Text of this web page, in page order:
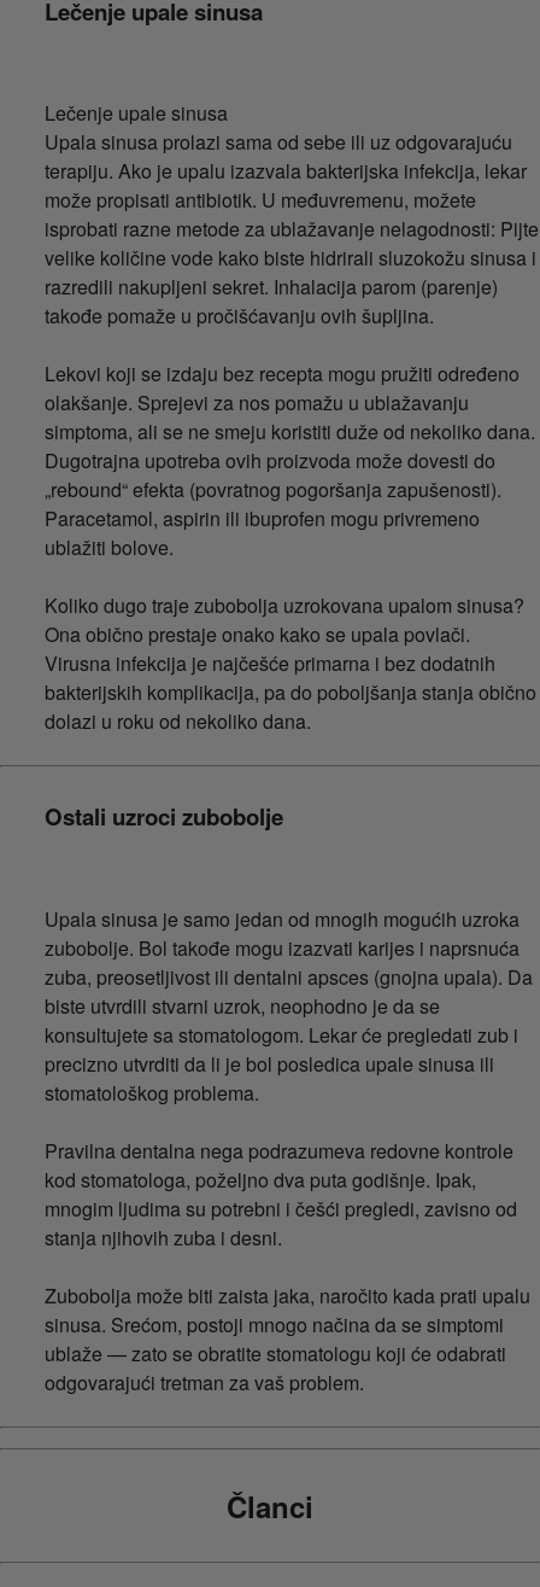
Lečenje upale sinusa
Lečenje upale sinusa
Upala sinusa prolazi sama od sebe ili uz odgovarajuću
terapiju. Ako je upalu izazvala bakterijska infekcija, lekar
može propisati antibiotik. U međuvremenu, možete
isprobati razne metode za ublažavanje nelagodnosti: Pijte
velike količine vode kako biste hidrirali sluzokožu sinusa i
razredili nakupljeni sekret. Inhalacija parom (parenje)
takođe pomaže u pročišćavanju ovih šupljina.
Lekovi koji se izdaju bez recepta mogu pružiti određeno
olakšanje. Sprejevi za nos pomažu u ublažavanju
simptoma, ali se ne smeju koristiti duže od nekoliko dana.
Dugotrajna upotreba ovih proizvoda može dovesti do
„rebound“ efekta (povratnog pogoršanja zapušenosti).
Paracetamol, aspirin ili ibuprofen mogu privremeno
ublažiti bolove.
Koliko dugo traje zubobolja uzrokovana upalom sinusa?
Ona obično prestaje onako kako se upala povlači.
Virusna infekcija je najčešće primarna i bez dodatnih
bakterijskih komplikacija, pa do poboljšanja stanja obično
dolazi u roku od nekoliko dana.
Ostali uzroci zubobolje
Upala sinusa je samo jedan od mnogih mogućih uzroka
zubobolje. Bol takođe mogu izazvati karijes i naprsnuća
zuba, preosetljivost ili dentalni apsces (gnojna upala). Da
biste utvrdili stvarni uzrok, neophodno je da se
konsultujete sa stomatologom. Lekar će pregledati zub i
precizno utvrditi da li je bol posledica upale sinusa ili
stomatološkog problema.
Pravilna dentalna nega podrazumeva redovne kontrole
kod stomatologa, poželjno dva puta godišnje. Ipak,
mnogim ljudima su potrebni i češći pregledi, zavisno od
stanja njihovih zuba i desni.
Zubobolja može biti zaista jaka, naročito kada prati upalu
sinusa. Srećom, postoji mnogo načina da se simptomi
ublaže — zato se obratite stomatologu koji će odabrati
odgovarajući tretman za vaš problem.
Članci